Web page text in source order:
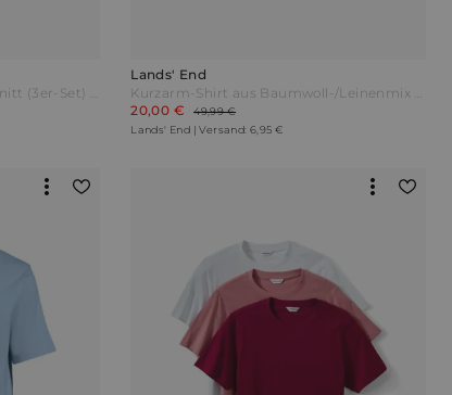
Lands' End
20,00 €
49,99 €
Lands' End | Versand: 6,95 €